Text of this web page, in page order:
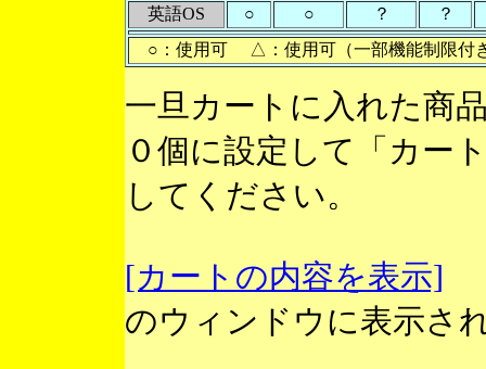
英語OS
○ ○ ？
？
○：使用可 △：使用可（一部機能制限
一旦カートに入れた商
０個に設定して「カー
してください。
[カートの内容を表示]
のウィンドウに表示さ